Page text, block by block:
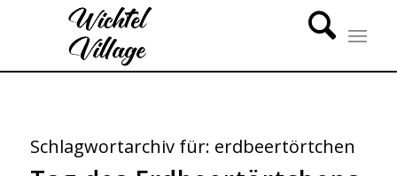
Schlagwortarchiv für: erdbeertörtchen